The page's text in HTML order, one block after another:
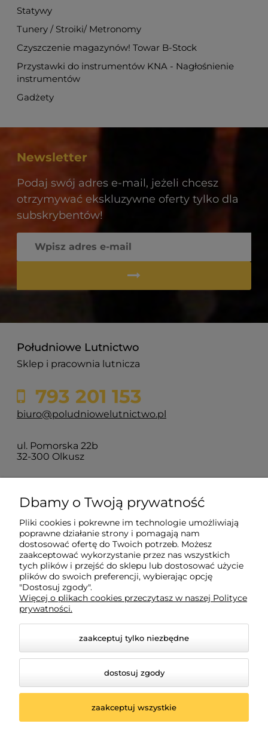
Statywy
Tunery / Stroiki/ Metronomy
Czyszczenie magazynów! Towar B-Stock
Przystawki do instrumentów KNA - Nagłośnienie
instrumentów
Gadżety
Newsletter
Podaj swój adres e-mail, jeżeli chcesz
otrzymywać ekskluzywne oferty tylko dla
subskrybentów!
Południowe Lutnictwo
Sklep i pracownia lutnicza
793 201 153
biuro@poludniowelutnictwo.pl
ul. Pomorska 22b
32-300 Olkusz
O nas
Moje konto
Płatności i dostawa
Informacje
© 2026 poludniowelutnictwo.pl. Wszelkie prawa
Dbamy o Twoją prywatność
Pliki cookies i pokrewne im technologie umożliwiają
poprawne działanie strony i pomagają nam
dostosować ofertę do Twoich potrzeb. Możesz
zaakceptować wykorzystanie przez nas wszystkich
tych plików i przejść do sklepu lub dostosować użycie
plików do swoich preferencji, wybierając opcję
"Dostosuj zgody".
Więcej o plikach cookies przeczytasz w naszej Polityce
prywatności.
zaakceptuj tylko niezbędne
dostosuj zgody
zaakceptuj wszystkie